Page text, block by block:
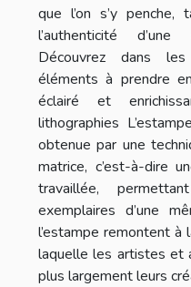
que l’on s’y
l’authenticité
Découvrez dans
éléments à prendre
éclairé et
lithographies
obtenue par une
matrice, c’est-à-dire
travaillée,
exemplaires d’une
l’estampe remontent à
laquelle les artistes et
plus largement leurs